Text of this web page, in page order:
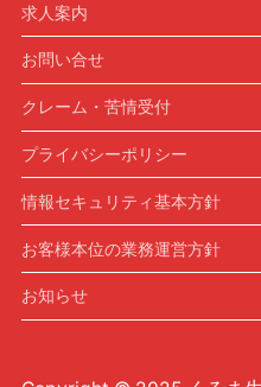
求人案内
お問い合せ
クレーム・苦情受付
プライバシーポリシー
情報セキュリティ基本方針
お客様本位の業務運営方針
お知らせ